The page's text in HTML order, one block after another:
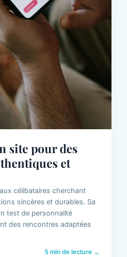
site pour des
et
célibataires cherchant
sincères et durables. Sa
test de personnalité
des rencontres adaptées
5 min de lecture →